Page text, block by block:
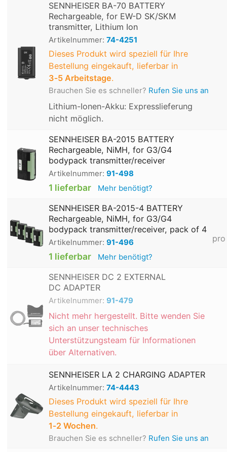
SENNHEISER BA-70 BATTERY
Rechargeable, for EW-D SK/SKM
transmitter, Lithium Ion
Artikelnummer: 74-4251
Dieses Produkt wird speziell für Ihre
Bestellung eingekauft, lieferbar in
3‑5 Arbeitstage.
Brauchen Sie es schneller? Rufen Sie uns an
Lithium-Ionen-Akku: Expresslieferung
nicht möglich.
SENNHEISER BA-2015 BATTERY
Rechargeable, NiMH, for G3/G4
bodypack transmitter/receiver
Artikelnummer: 91-498
1 lieferbar Mehr benötigt?
SENNHEISER BA-2015-4 BATTERY
Rechargeable, NiMH, for G3/G4
bodypack transmitter/receiver, pack of 4
Artikelnummer: 91-496
1 lieferbar Mehr benötigt?
SENNHEISER DC 2 EXTERNAL
DC ADAPTER
Artikelnummer: 91-479
Nicht mehr hergestellt. Bitte wenden Sie
sich an unser technisches
Unterstützungsteam für Informationen
über Alternativen.
SENNHEISER LA 2 CHARGING ADAPTER
Artikelnummer: 74-4443
Dieses Produkt wird speziell für Ihre
Bestellung eingekauft, lieferbar in
1‑2 Wochen.
Brauchen Sie es schneller? Rufen Sie uns an